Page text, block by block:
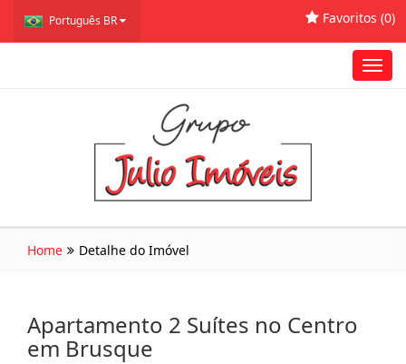
Português BR Favoritos (0)
Home Detalhe do Imóvel
Apartamento 2 Suítes no Centro
em Brusque